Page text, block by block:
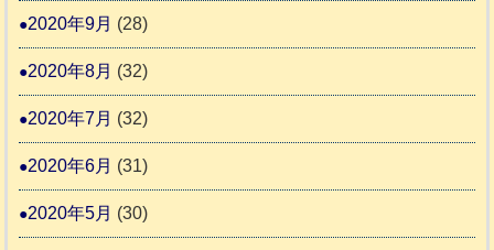
2020年9月 (28)
2020年8月 (32)
2020年7月 (32)
2020年6月 (31)
2020年5月 (30)